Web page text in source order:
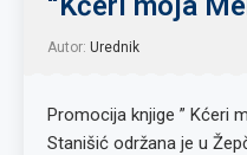
Autor: Urednik
Promocija knjige ” Kćeri
Stanišić održana je u